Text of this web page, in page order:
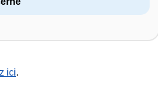
ici.